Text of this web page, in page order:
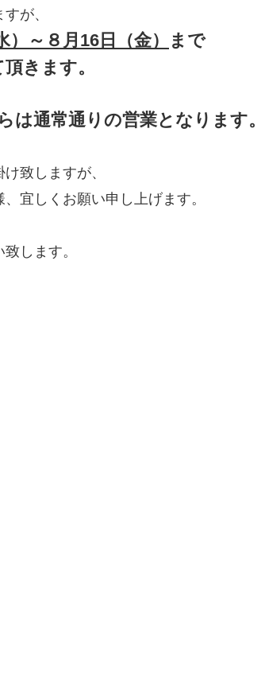
が、
）～８月16日（金）
まで
きます。
は通常通りの営業となります。
致しますが、
宜しくお願い申し上げます。
します。